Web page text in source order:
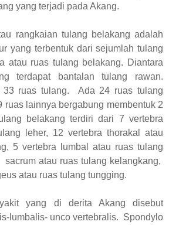
yang terjadi pada Akang.
rangkaian tulang belakang adalah
yang terbentuk dari sejumlah tulang
atau ruas tulang belakang. Diantara
terdapat bantalan tulang rawan.
33 ruas tulang. Ada 24 ruas tulang
ruas lainnya bergabung membentuk 2
belakang terdiri dari 7 vertebra
leher, 12 vertebra thorakal atau
5 vertebra lumbal atau ruas tulang
atau ruas tulang kelangkang,
atau ruas tulang tungging.
yang di derita Akang disebut
lumbalis- unco vertebralis. Spondylo